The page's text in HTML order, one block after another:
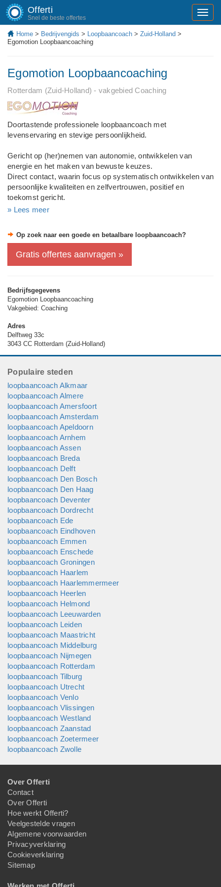
Offerti
Snel de beste offertes
Home > Bedrijvengids > Loopbaancoach > Zuid-Holland >
Egomotion Loopbaancoaching
Egomotion Loopbaancoaching
Rotterdam (Zuid-Holland) - vakgebied Coaching
Doortastende professionele loopbaancoach met
levenservaring en stevige persoonlijkheid.
Gericht op (her)nemen van autonomie, ontwikkelen van
energie en het maken van bewuste keuzes.
Direct contact, waarin focus op systematisch ontwikkelen van
persoonlijke kwaliteiten en zelfvertrouwen, positief en
toekomst gericht.
» Lees meer
Op zoek naar een goede en betaalbare loopbaancoach?
Gratis offertes aanvragen »
Bedrijfsgegevens
Egomotion Loopbaancoaching
Vakgebied: Coaching
Adres
Delftweg 33c
3043 CC Rotterdam (Zuid-Holland)
Populaire steden
loopbaancoach Alkmaar
loopbaancoach Almere
loopbaancoach Amersfoort
loopbaancoach Amsterdam
loopbaancoach Apeldoorn
loopbaancoach Arnhem
loopbaancoach Assen
loopbaancoach Breda
loopbaancoach Delft
loopbaancoach Den Bosch
loopbaancoach Den Haag
loopbaancoach Deventer
loopbaancoach Dordrecht
loopbaancoach Ede
loopbaancoach Eindhoven
loopbaancoach Emmen
loopbaancoach Enschede
loopbaancoach Groningen
loopbaancoach Haarlem
loopbaancoach Haarlemmermeer
loopbaancoach Heerlen
loopbaancoach Helmond
loopbaancoach Leeuwarden
loopbaancoach Leiden
loopbaancoach Maastricht
loopbaancoach Middelburg
loopbaancoach Nijmegen
loopbaancoach Rotterdam
loopbaancoach Tilburg
loopbaancoach Utrecht
loopbaancoach Venlo
loopbaancoach Vlissingen
loopbaancoach Westland
loopbaancoach Zaanstad
loopbaancoach Zoetermeer
loopbaancoach Zwolle
Over Offerti
Contact
Over Offerti
Hoe werkt Offerti?
Veelgestelde vragen
Algemene voorwaarden
Privacyverklaring
Cookieverklaring
Sitemap